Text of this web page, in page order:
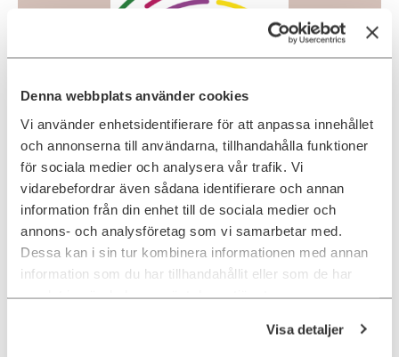
Denna webbplats använder cookies
Vi använder enhetsidentifierare för att anpassa innehållet
och annonserna till användarna, tillhandahålla funktioner
för sociala medier och analysera vår trafik. Vi
vidarebefordrar även sådana identifierare och annan
information från din enhet till de sociala medier och
annons- och analysföretag som vi samarbetar med.
Dessa kan i sin tur kombinera informationen med annan
information som du har tillhandahållit eller som de har
samlat in när du har använt deras tjänster.
Visa detaljer
På Ada Digital skriver vi löpande om mångfald och
inkludering inom techbranschen. Här har vi i samband
med Diversity Month 2023 samlat några av våra mest
lästa artiklar. Klicka dig vidare och inspireras!
Rapport: Mångfald i teamet viktigt för IT-specialister
bäst förutsättningar att skapa morgondagens bästa